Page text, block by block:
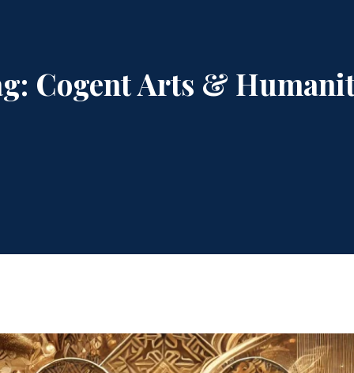
Cogent Arts &